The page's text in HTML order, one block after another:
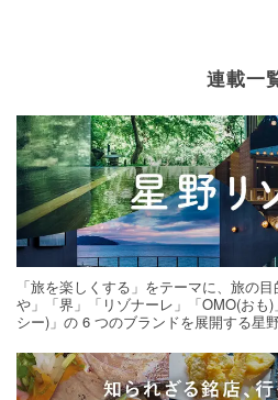
連載一
「旅を楽しくする」をテーマに、旅の
や」「界」「リゾナーレ」「OMO(おも
シー)」の 6 つのブランドを展開する星